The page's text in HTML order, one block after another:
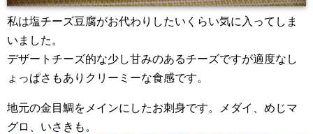
私は塩チーズ豆腐がお代わりしたいくらい気に入ってしま
いました。
デザートチーズ的な少し甘みのあるチーズですが適度なし
ょっぱさもありクリーミーな食感です。
地元の金目鯛をメインにしたお刺身です。メダイ、めじマ
グロ、いさきも。